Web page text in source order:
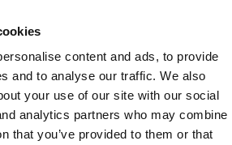
content and ads, to provide
and to analyse our traffic. We also
your use of our site with our social
analytics partners who may combine
that you’ve provided to them or that